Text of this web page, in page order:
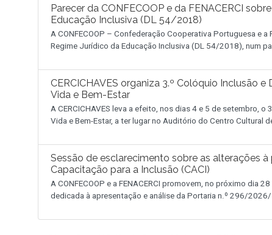
Parecer da CONFECOOP e da FENACERCI
Educação Inclusiva (DL 54/2018)
A CONFECOOP – Confederação Cooperativa Portuguesa e
Regime Jurídico da Educação Inclusiva (DL 54/2018), num
CERCICHAVES organiza 3.º Colóquio Inclusão
Vida e Bem-Estar
A CERCICHAVES leva a efeito, nos dias 4 e 5 de setembro,
Vida e Bem-Estar, a ter lugar no Auditório do Centro Cultural
Sessão de esclarecimento sobre as alterações
Capacitação para a Inclusão (CACI)
A CONFECOOP e a FENACERCI promovem, no próximo dia
dedicada à apresentação e análise da Portaria n.º 296/